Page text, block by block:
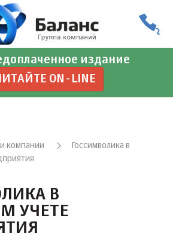
издание
ON-LINE
компании
Госсимволика в
В
УЧЕТЕ